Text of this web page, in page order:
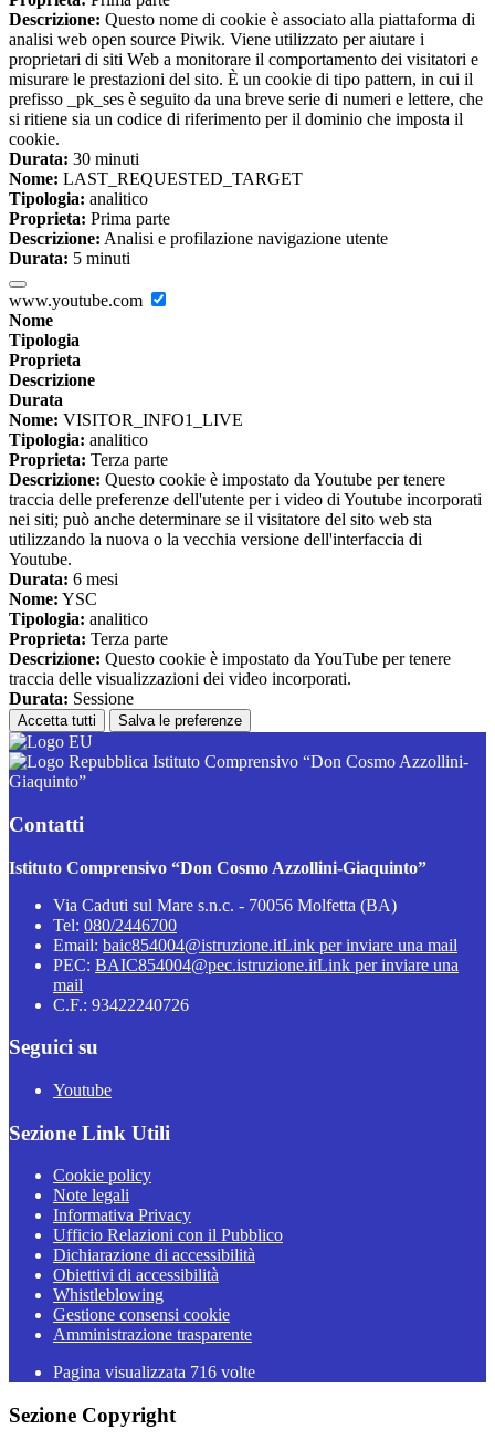
Descrizione: Questo nome di cookie è associato alla piattaforma di
analisi web open source Piwik. Viene utilizzato per aiutare i
proprietari di siti Web a monitorare il comportamento dei visitatori e
misurare le prestazioni del sito. È un cookie di tipo pattern, in cui il
prefisso _pk_ses è seguito da una breve serie di numeri e lettere, che
si ritiene sia un codice di riferimento per il dominio che imposta il
cookie.
Durata: 30 minuti
Nome: LAST_REQUESTED_TARGET
Tipologia: analitico
Proprieta: Prima parte
Descrizione: Analisi e profilazione navigazione utente
Durata: 5 minuti
www.youtube.com
Nome
Tipologia
Proprieta
Descrizione
Durata
Nome: VISITOR_INFO1_LIVE
Tipologia: analitico
Proprieta: Terza parte
Descrizione: Questo cookie è impostato da Youtube per tenere
traccia delle preferenze dell'utente per i video di Youtube incorporati
nei siti; può anche determinare se il visitatore del sito web sta
utilizzando la nuova o la vecchia versione dell'interfaccia di
Youtube.
Durata: 6 mesi
Nome: YSC
Tipologia: analitico
Proprieta: Terza parte
Descrizione: Questo cookie è impostato da YouTube per tenere
traccia delle visualizzazioni dei video incorporati.
Durata: Sessione
Accetta tutti Salva le preferenze
Istituto Comprensivo “Don Cosmo Azzollini-
Giaquinto”
Contatti
Istituto Comprensivo “Don Cosmo Azzollini-Giaquinto”
Via Caduti sul Mare s.n.c. - 70056 Molfetta (BA)
Tel: 080/2446700
Email: baic854004@istruzione.itLink per inviare una mail
PEC: BAIC854004@pec.istruzione.itLink per inviare una
mail
C.F.: 93422240726
Seguici su
Youtube
Sezione Link Utili
Cookie policy
Note legali
Informativa Privacy
Ufficio Relazioni con il Pubblico
Dichiarazione di accessibilità
Obiettivi di accessibilità
Whistleblowing
Gestione consensi cookie
Amministrazione trasparente
Pagina visualizzata 716 volte
Sezione Copyright